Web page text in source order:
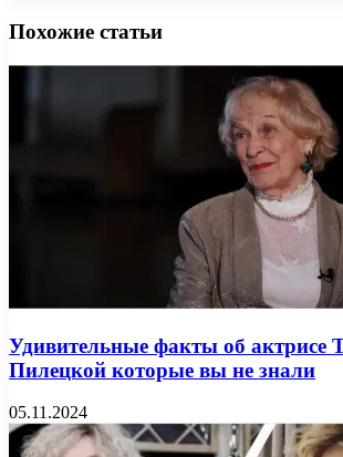
Похожие статьи
Удивительные факты об актрисе
Пилецкой которые вы не знали
05.11.2024